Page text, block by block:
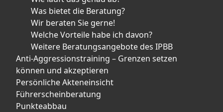
Was bietet die Beratung?
Wir beraten Sie gerne!
Welche Vorteile habe ich davon?
Weitere Beratungsangebote des IPBB
Anti-Aggressionstraining – Grenzen setzen
können und akzeptieren
Persönliche Akteneinsicht
Führerscheinberatung
Punkteabbau